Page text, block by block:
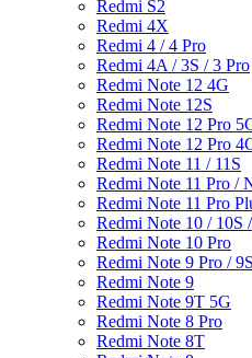
Redmi S2
Redmi 4X
Redmi 4 / 4 Pro
Redmi 4A / 3S / 3 Pro
Redmi Note 12 4G
Redmi Note 12S
Redmi Note 12 Pro
Redmi Note 12 Pro
Redmi Note 11 / 11S
Redmi Note 11 Pro /
Redmi Note 11 Pro
Redmi Note 10 / 10S
Redmi Note 10 Pro
Redmi Note 9 Pro / 9S
Redmi Note 9
Redmi Note 9T 5G
Redmi Note 8 Pro
Redmi Note 8T